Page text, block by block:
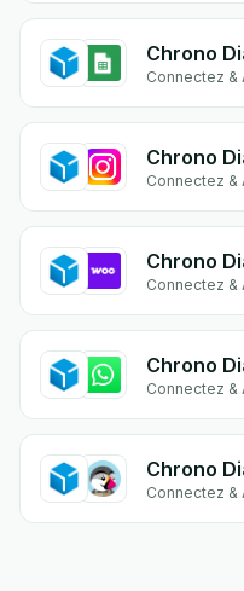
Chrono
Connectez &
Chrono
Connectez &
Chrono
Connectez &
Chrono
Connectez &
Chrono
Connectez &